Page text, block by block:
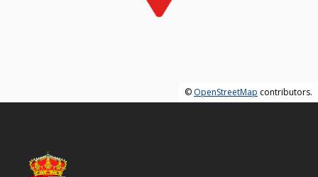
© OpenStreetMap contributors.